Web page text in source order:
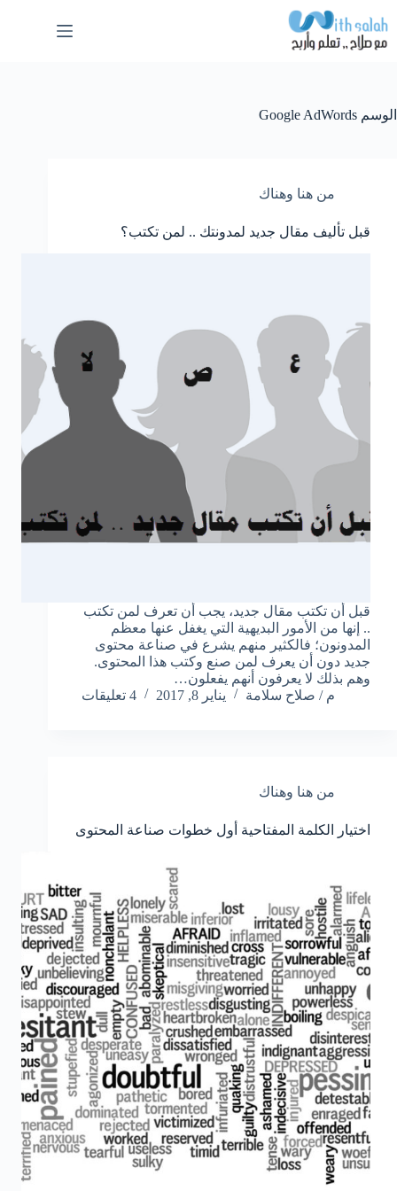
إلى
المحتوى
الوسم
من هنا وهناك
قبل تأليف مقال جديد لمدونتك .. لمن تكتب؟
قبل أن تكتب مقال جديد، يجب أن تعرف لمن تكتب
.. إنها من الأمور البديهية التي يغفل عنها معظم
المدونون؛ فالكثير منهم يشرع في صناعة محتوى
جديد دون أن يعرف لمن صنع وكتب هذا المحتوى.
وهم بذلك لا يعرفون أنهم يفعلون…
م / صلاح سلامة
يناير 8, 2017 4 تعليقات
من هنا وهناك
اختيار الكلمة المفتاحية أول خطوات صناعة المحتوى